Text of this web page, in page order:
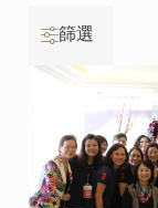
篩選